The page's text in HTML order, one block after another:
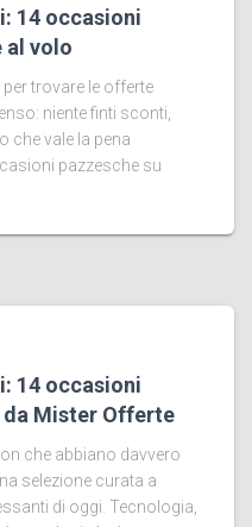
14 occasioni
al volo
trovare le offerte
niente finti sconti,
che vale la pena
pazzesche su
14 occasioni
Mister Offerte
che abbiano davvero
selezione curata a
di oggi. Tecnologia,